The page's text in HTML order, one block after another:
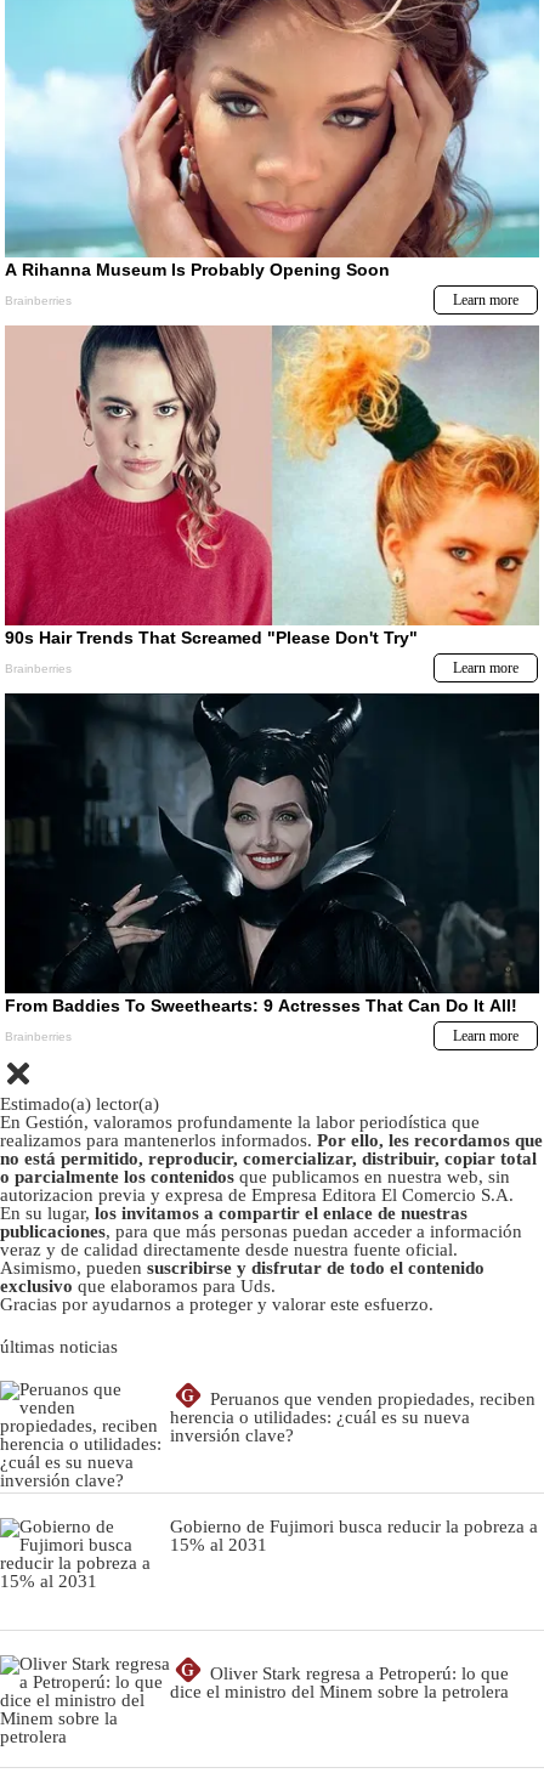
Estimado(a) lector(a)
En Gestión, valoramos profundamente la labor periodística que
realizamos para mantenerlos informados. Por ello, les recordamos que
no está permitido, reproducir, comercializar, distribuir, copiar total
o parcialmente los contenidos que publicamos en nuestra web, sin
autorizacion previa y expresa de Empresa Editora El Comercio S.A.
En su lugar, los invitamos a compartir el enlace de nuestras
publicaciones, para que más personas puedan acceder a información
veraz y de calidad directamente desde nuestra fuente oficial.
Asimismo, pueden suscribirse y disfrutar de todo el contenido
exclusivo que elaboramos para Uds.
Gracias por ayudarnos a proteger y valorar este esfuerzo.
últimas noticias
G
Peruanos que venden propiedades, reciben
herencia o utilidades: ¿cuál es su nueva
inversión clave?
Gobierno de Fujimori busca reducir la pobreza a
15% al 2031
G
Oliver Stark regresa a Petroperú: lo que
dice el ministro del Minem sobre la petrolera